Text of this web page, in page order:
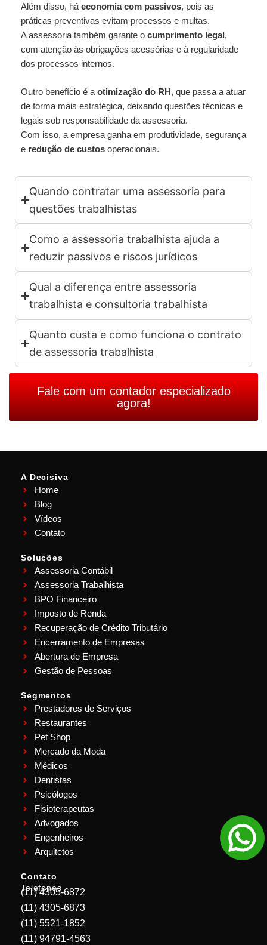
Além disso, há economia com passivos, pois as
práticas preventivas evitam processos e multas.
A assessoria também garante o cumprimento legal ,
com atenção às obrigações acessórias e à regularidade
dos processos internos.
Outro benefício é a otimização do RH , que passa a atuar
de forma mais estratégica, deixando questões técnicas e
legais sob responsabilidade da assessoria.
Com isso, a empresa ganha em produtividade, segurança
e redução de custos operacionais.
Quando contratar uma assessoria para
questões trabalhistas
Como a assessoria trabalhista ajuda a
reduzir passivos e riscos jurídicos
Qual a diferença entre assessoria
trabalhista e consultoria trabalhista
Quanto custa e como funciona o contrato
de assessoria trabalhista
Fale com um contador especializado
agora!
A Decisiva
Home
Blog
Vídeos
Contato
Soluções
Assessoria Contábil
Assessoria Trabalhista
BPO Financeiro
Imposto de Renda
Recuperação de Crédito Tributário
Encerramento de Empresas
Abertura de Empresa
Gestão de Pessoas
Segmentos
Prestadores de Serviços
Restaurantes
Pet Shop
Mercado da Moda
Médicos
Dentistas
Psicólogos
Fisioterapeutas
Advogados
Engenheiros
Arquitetos
Contato
Telefones
(11) 4305-6872
(11) 4305-6873
(11) 5521-1852
(11) 94791-4563